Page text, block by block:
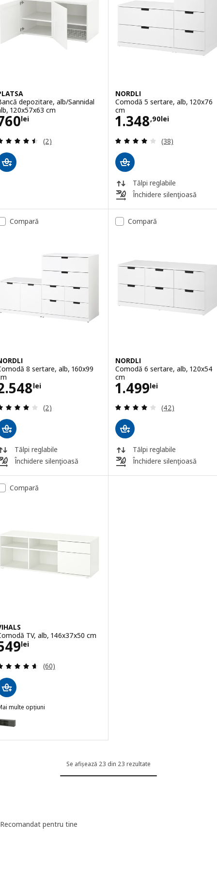
depozitare, alb/Sannidal
120x57x63 cm
lei
760lei
Evaluare: 4.5 din 5 stele. Total recenzii:
(2)
NORDLI
Comodă 5 sertare, alb, 120x76
cm
1.348,90lei
Preţ 1348,90lei
Evaluare: 4 din
(38)
Tălpi reglabile
Închidere silenţioasă
Compară
8 sertare, alb, 160x99
lei
2548lei
Evaluare: 4 din 5 stele. Total recenzii:
(2)
Tălpi reglabile
Închidere silenţioasă
Compară
NORDLI
Comodă 6 sertare, alb, 120x54
cm
1.499lei
Preţ 1499lei
Evaluare: 4 din
(42)
Tălpi reglabile
Închidere silenţioasă
Compară
TV, alb, 146x37x50 cm
lei
549lei
Evaluare: 4.6 din 5 stele. Total recenzii:
(60)
multe opțiuni
VIHALS, Comodă TV, gri închis, 146x37x50 cm
Se afișează 23 din 23 rezultate
Recomandat pentru tine